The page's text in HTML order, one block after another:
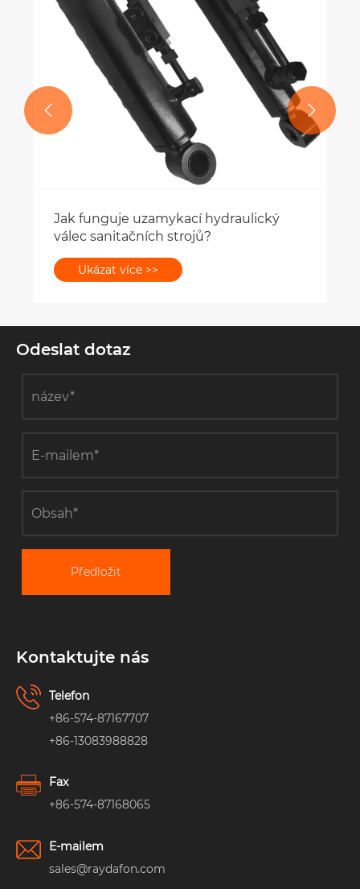
 
Odeslat dotaz
Předložit
Kontaktujte nás
Telefon
+86-574-87167707
+86-13083988828
Fax
+86-574-87168065
E-mailem
sales@raydafon.com